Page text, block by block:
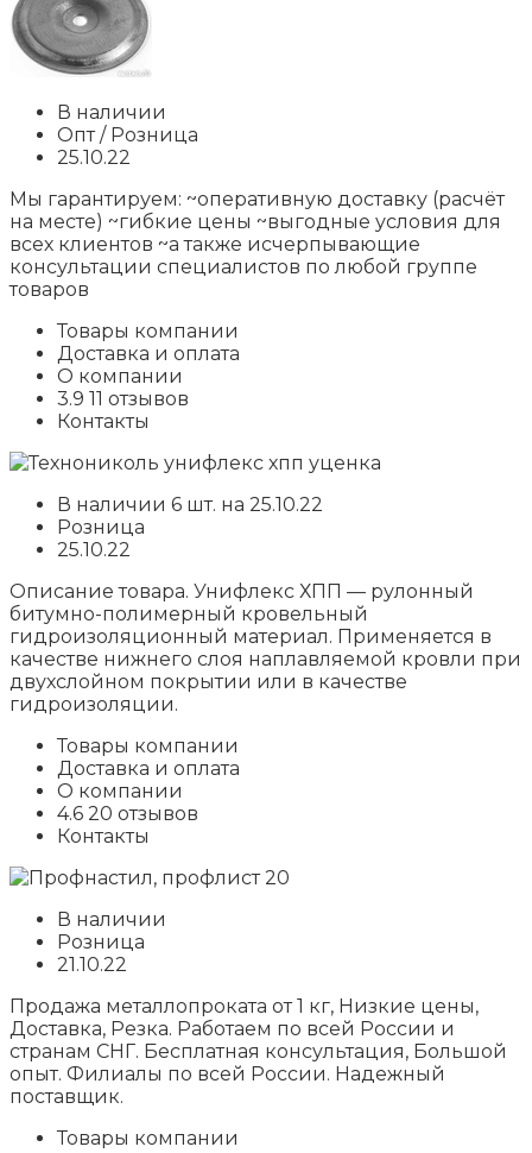
В наличии
Опт / Розница
25.10.22
Мы гарантируем: ~оперативную доставку (расчёт
на месте) ~гибкие цены ~выгодные условия для
всех клиентов ~а также исчерпывающие
консультации специалистов по любой группе
товаров
Товары компании
Доставка и оплата
О компании
3.9 11 отзывов
Контакты
В наличии 6 шт. на 25.10.22
Розница
25.10.22
Описание товара. Унифлекс ХПП — рулонный
битумно-полимерный кровельный
гидроизоляционный материал. Применяется в
качестве нижнего слоя наплавляемой кровли при
двухслойном покрытии или в качестве
гидроизоляции.
Товары компании
Доставка и оплата
О компании
4.6 20 отзывов
Контакты
В наличии
Розница
21.10.22
Продажа металлопроката от 1 кг, Низкие цены,
Доставка, Резка. Работаем по всей России и
странам СНГ. Бесплатная консультация, Большой
опыт. Филиалы по всей России. Надежный
поставщик.
Товары компании